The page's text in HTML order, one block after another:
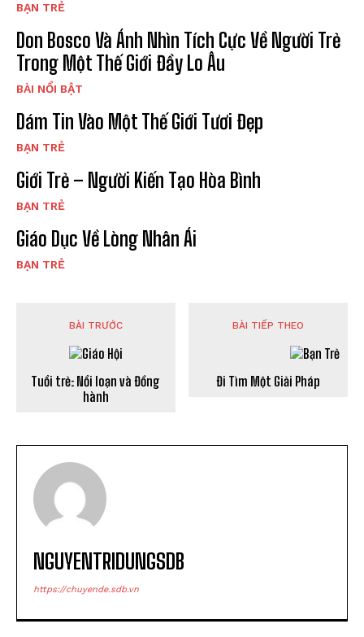
BẠN TRẺ
Don Bosco Và Ánh Nhìn Tích Cực Về Người Trẻ
Trong Một Thế Giới Đầy Lo Âu
BÀI NỔI BẬT
Dám Tin Vào Một Thế Giới Tươi Đẹp
BẠN TRẺ
Giới Trẻ – Người Kiến Tạo Hòa Bình
BẠN TRẺ
Giáo Dục Về Lòng Nhân Ái
BẠN TRẺ
BÀI TRƯỚC
Tuổi trẻ: Nổi loạn và Đồng
hành
BÀI TIẾP THEO
Đi Tìm Một Giải Pháp
NGUYENTRIDUNGSDB
https://chuyende.sdb.vn